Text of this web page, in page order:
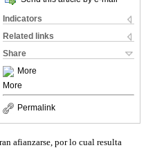
Indicators
Related links
Share
More
More
Permalink
afianzarse, por lo cual resulta